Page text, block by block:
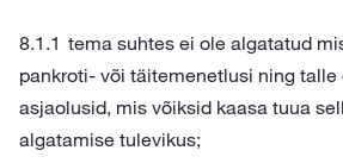
tema suhtes ei ole algatatud
pankroti- või täitemenetlusi ning talle
asjaolusid, mis võiksid kaasa tuua
algatamise tulevikus;